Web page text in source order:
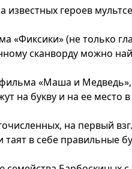
героев
«Фиксики» (не только
сканворду можно
«Маша и
на букву и на ее место
на первый
в себе правильные